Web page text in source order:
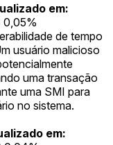
em:
0,05%
de tempo
usuário malicioso
uma transação
uma SMI para
no sistema.
em: